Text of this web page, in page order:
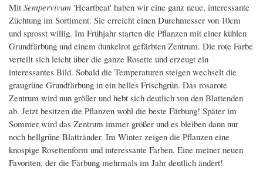
Mit Sempervivum 'Heartbeat' haben wir eine ganz neue, interessante
Züchtung im Sortiment. Sie erreicht einen Durchmesser von 10cm
und sprosst willig. Im Frühjahr starten die Pflanzen mit einer kühlen
Grundfärbung und einem dunkelrot gefärbten Zentrum. Die rote Farbe
verteilt sich leicht über die ganze Rosette und erzeugt ein
interessantes Bild. Sobald die Temperaturen steigen wechselt die
graugrüne Grundfärbung in ein helles Frischgrün. Das rosarote
Zentrum wird nun größer und hebt sich deutlich von den Blattenden
ab. Jetzt besitzen die Pflanzen wohl die beste Färbung! Später im
Sommer wird das Zentrum immer größer und es bleiben dann nur
noch hellgrüne Blattränder. Im Winter zeigen die Pflanzen eine
knospige Rosettenform und interessante Farben. Eine meiner neuen
Favoriten, der die Färbung mehrmals im Jahr deutlich ändert!